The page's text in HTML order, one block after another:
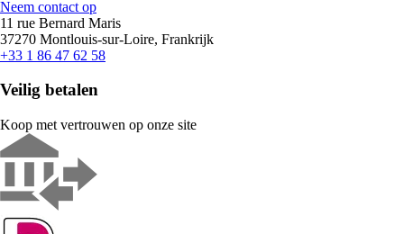
Neem contact op
11 rue Bernard Maris
37270 Montlouis-sur-Loire, Frankrijk
+33 1 86 47 62 58
Veilig betalen
Koop met vertrouwen op onze site